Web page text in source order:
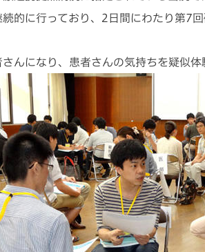
的に行っており、2日間にわたり第7回
んになり、患者さんの気持ちを疑似体